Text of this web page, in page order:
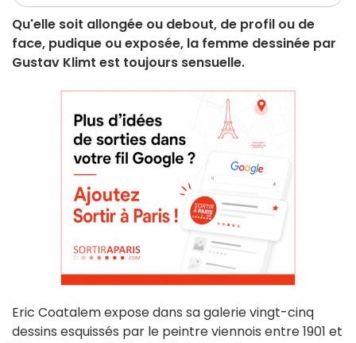
Qu'elle soit allongée ou debout, de profil ou de
face, pudique ou exposée, la femme dessinée par
Gustav Klimt est toujours sensuelle.
Eric Coatalem expose dans sa galerie vingt-cinq
dessins esquissés par le peintre viennois entre 1901 et